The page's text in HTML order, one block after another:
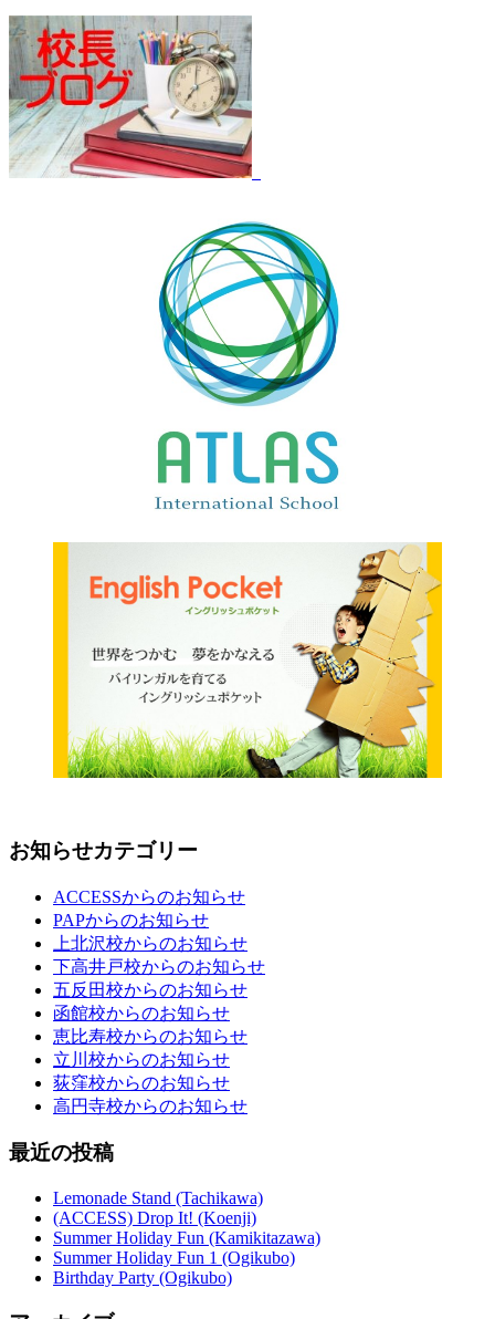
お知らせカテゴリー
ACCESSからのお知らせ
PAPからのお知らせ
上北沢校からのお知らせ
下高井戸校からのお知らせ
五反田校からのお知らせ
函館校からのお知らせ
恵比寿校からのお知らせ
立川校からのお知らせ
荻窪校からのお知らせ
高円寺校からのお知らせ
最近の投稿
Lemonade Stand (Tachikawa)
(ACCESS) Drop It! (Koenji)
Summer Holiday Fun (Kamikitazawa)
Summer Holiday Fun 1 (Ogikubo)
Birthday Party (Ogikubo)